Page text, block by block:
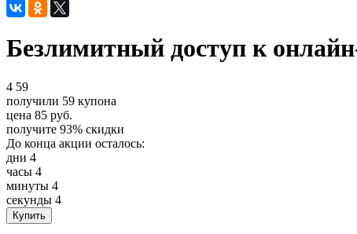
Безлимитный доступ к
4 59
получили 59 купона
цена 85 руб.
получите 93% скидки
До конца акции осталось:
дни 4
часы 4
минуты 4
секунды 4